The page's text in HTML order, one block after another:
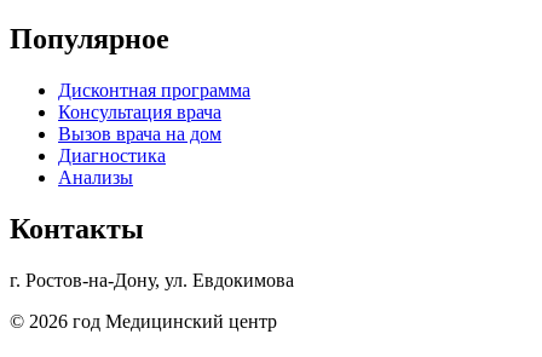
Популярное
Дисконтная программа
Консультация врача
Вызов врача на дом
Диагностика
Анализы
Контакты
г. Ростов-на-Дону, ул. Евдокимова
© 2026 год Медицинский центр